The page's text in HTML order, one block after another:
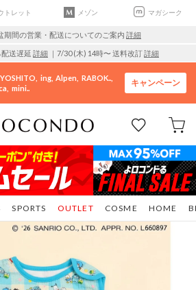
トレット メゾン マガシーク
期間の営業・配送についてのご案内 詳細
送遅延 詳細 ｜7/30 (木) 14時〜 送料改訂詳細
YOSHITO ing Alpen
RABOK..
mini..
キャンペーン
SPORTS COSME HOME
OUTLET